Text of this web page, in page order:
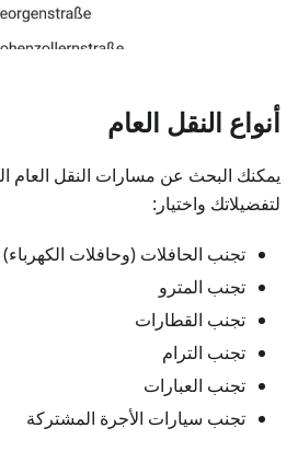
أنواع النقل العام
يمكنك البحث عن مسارات النقل العام
لتفضيلاتك واختيار:
تجنب الحافلات (وحافلات الكهرباء)
تجنب المترو
تجنب القطارات
تجنب الترام
تجنب العبارات
تجنب سيارات الأجرة المشتركة